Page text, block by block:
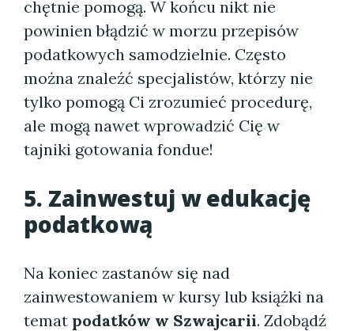
chętnie pomogą. W końcu nikt nie
powinien błądzić w morzu przepisów
podatkowych samodzielnie. Często
można znaleźć specjalistów, którzy nie
tylko pomogą Ci zrozumieć procedurę,
ale mogą nawet wprowadzić Cię w
tajniki gotowania fondue!
5. Zainwestuj w edukację
podatkową
Na koniec zastanów się nad
zainwestowaniem w kursy lub książki na
temat podatków w Szwajcarii. Zdobądź